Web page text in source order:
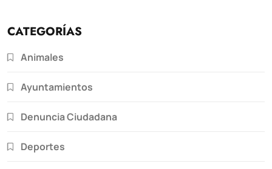
CATEGORÍAS
Animales
Ayuntamientos
Denuncia Ciudadana
Deportes